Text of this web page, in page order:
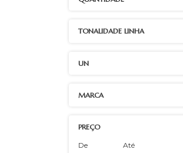
TONALIDADE LINHA
UN
MARCA
PREÇO
De Até